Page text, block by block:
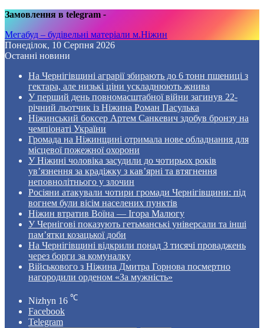
Замовлення в telegram -
Мегабуд – будівельні матеріали м.Ніжин
Понеділок, 10 Серпня 2026
Останні новини
На Чернігівщині аграрії збирають до 6 тонн пшениці з
гектара, але низькі ціни ускладнюють жнива
У перший день повномасштабної війни загинув 22-
річний льотчик із Ніжина Роман Пасулька
Ніжинський боксер Артем Санкевич здобув бронзу на
чемпіонаті України
Громада на Ніжинщині отримала нове обладнання для
місцевої пожежної охорони
У Ніжині чоловіка засудили до чотирьох років
ув’язнення за крадіжку з кав’ярні та втягнення
неповнолітнього у злочин
Росіяни атакували чотири громади Чернігівщини: під
вогнем були вісім населених пунктів
Ніжин втратив Воїна — Ігора Малюгу
У Чернігові показують гетьманські універсали та інші
пам’ятки козацької доби
На Чернігівщині відкрили понад 3 тисячі проваджень
через борги за комуналку
Військового з Ніжина Дмитра Горнова посмертно
нагородили орденом «За мужність»
Nizhyn 16 ℃
Facebook
Telegram